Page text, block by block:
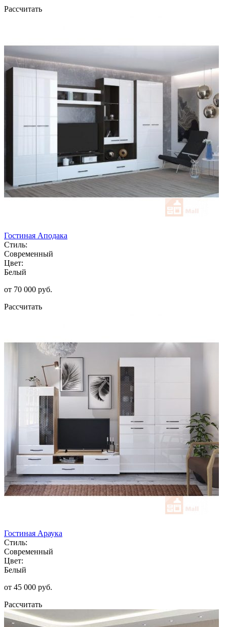
Рассчитать
Гостиная Аподака
Стиль:
Современный
Цвет:
Белый
от 70 000 руб.
Рассчитать
Гостиная Араука
Стиль:
Современный
Цвет:
Белый
от 45 000 руб.
Рассчитать